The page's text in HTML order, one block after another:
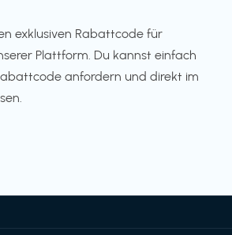
exklusiven Rabattcode für
Plattform. Du kannst einfach
anfordern und direkt im